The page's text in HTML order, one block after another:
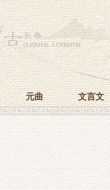
元曲 文言文